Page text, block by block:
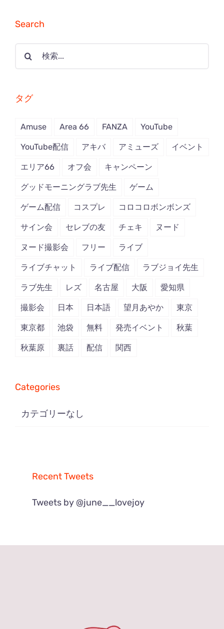
Search
タグ
Amuse Area 66 FANZA YouTube
YouTube配信 アキバ アミューズ イベント
エリア66 オフ会 キャンペーン
グッドモーニングラブ先生 ゲーム
ゲーム配信 コスプレ コロコロボンボンズ
サイン会 セレブの友 チェキ ヌード
ヌード撮影会 フリー ライブ
ライブチャット ライブ配信 ラブジョイ先生
ラブ先生 レズ 名古屋 大阪 愛知県
撮影会 日本 日本語 望月あやか 東京
東京都 池袋 無料 発売イベント 秋葉
秋葉原 裏話 配信 関西
Categories
カテゴリーなし
Recent Tweets
Tweets by @june__lovejoy